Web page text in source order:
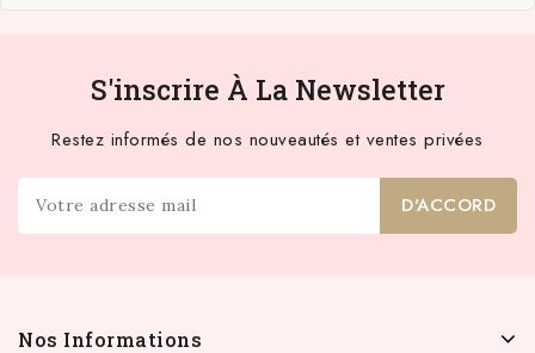
S'inscrire À La Newsletter
Restez informés de nos nouveautés et ventes privées
Nos Informations